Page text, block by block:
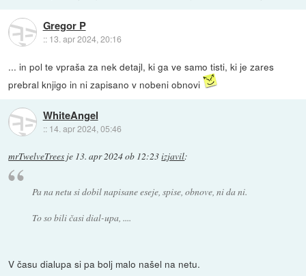
Gregor P
:: 13. apr 2024, 20:16
... in pol te vpraša za nek detajl, ki ga ve samo tisti, ki je zares
prebral knjigo in ni zapisano v nobeni obnovi
WhiteAngel
:: 14. apr 2024, 05:46
mrTwelveTrees je 13. apr 2024 ob 12:23izjavil:
Pa na netu si dobil napisane eseje, spise, obnove, ni da ni.
To so bili časi dial-upa, ....
V času dialupa si pa bolj malo našel na netu.